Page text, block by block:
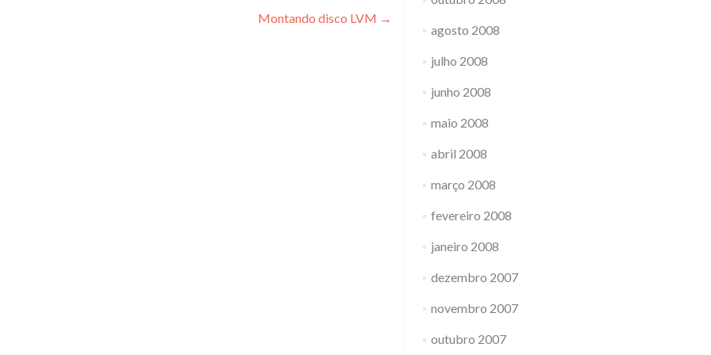
Montando disco LVM →
agosto 2008
julho 2008
junho 2008
maio 2008
abril 2008
março 2008
fevereiro 2008
janeiro 2008
dezembro 2007
novembro 2007
outubro 2007